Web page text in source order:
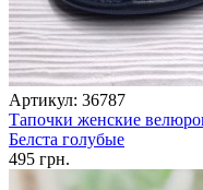
Артикул: 36787
Тапочки женские
Белста голубые
495 грн.